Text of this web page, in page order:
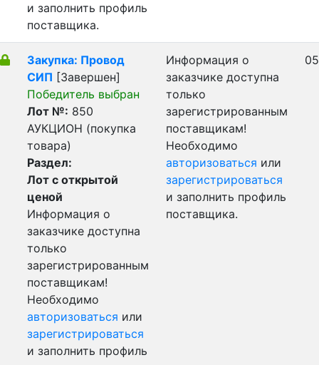
и заполнить профиль
поставщика.
Закупка: Провод
СИП [Завершен]
Победитель выбран
Лот №: 850
АУКЦИОН (покупка
товара)
Раздел:
Лот с открытой
ценой
Информация о
заказчике доступна
только
зарегистрированным
поставщикам!
Необходимо
авторизоваться или
зарегистрироваться
и заполнить профиль
Информация о
заказчике доступна
только
зарегистрированным
поставщикам!
Необходимо
авторизоваться или
зарегистрироваться
и заполнить профиль
поставщика.